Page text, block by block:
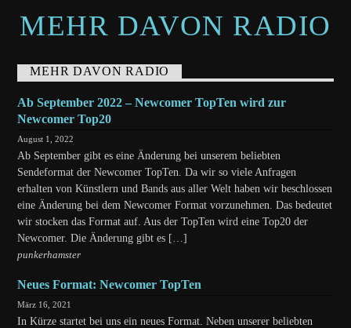
MEHR DAVON RADIO
MEHR DAVON RADIO
Ab September 2022 – Newcomer TopTen wird zur
Newcomer Top20
August 1, 2022
Ab September gibt es eine Änderung bei unserem beliebten
Sendeformat der Newcomer TopTen. Da wir so viele Anfragen
erhalten von Künstlern und Bands aus aller Welt haben wir beschlossen
eine Änderung bei dem Newcomer Format vorzunehmen. Das bedeutet
wir stocken das Format auf. Aus der TopTen wird eine Top20 der
Newcomer. Die Änderung gibt es […]
punkerhamster
Neues Format: Newcomer TopTen
März 16, 2021
In Kürze startet bei uns ein neues Format. Neben unserer beliebten